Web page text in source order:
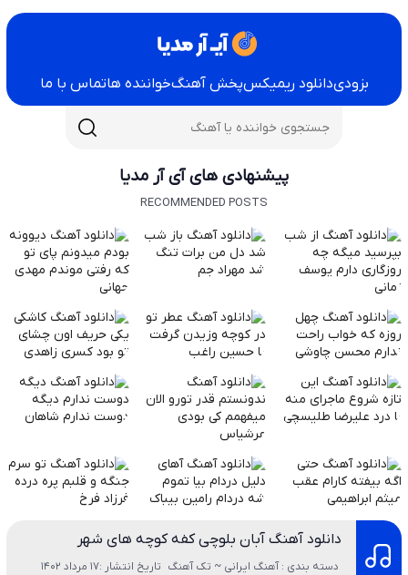
بزودیدانلود ریمیکسپخش آهنگخواننده هاتماس با ما
پیشنهادی های آی آر مدیا
RECOMMENDED POSTS
دانلود آهنگ آبان بلوچی کفه کوچه های شهر
دسته بندی : آهنگ ایرانی ~ تک آهنگ تاریخ انتشار :17 مرداد 1402